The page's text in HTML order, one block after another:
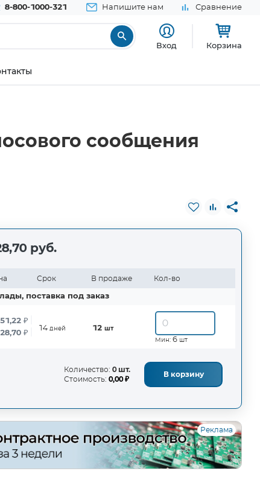
8-800-1000-321 Напишите нам Сравнение
Вход Корзина
сообщения
руб.
Срок В продаже Кол-во
поставка под заказ
₽
₽
14 дней 12 шт
Мин: 6 шт
Количество: 0 шт.
Стоимость: 0,00 ₽
В корзину
Реклама